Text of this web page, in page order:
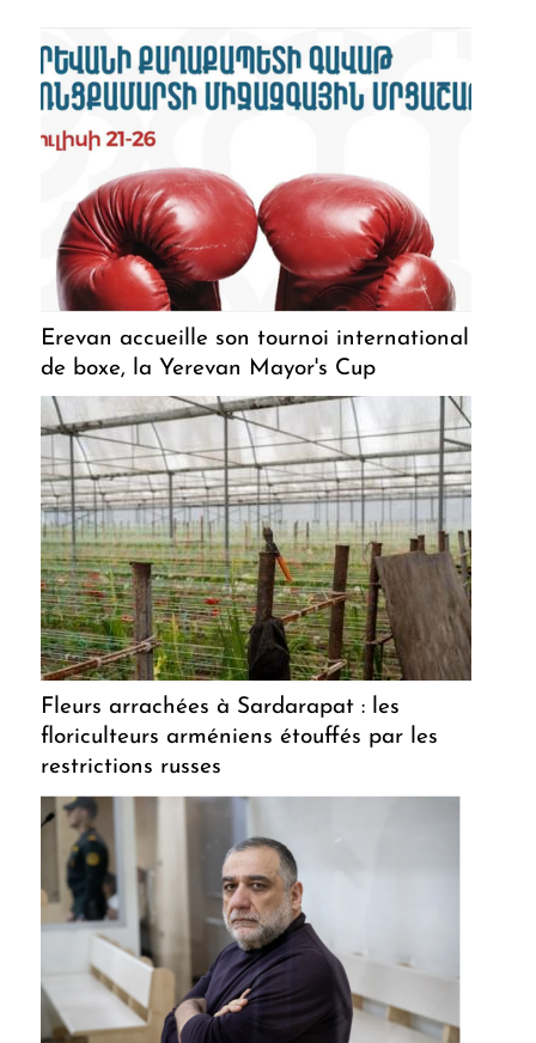
Erevan accueille son tournoi international
de boxe, la Yerevan Mayor's Cup
Fleurs arrachées à Sardarapat : les
floriculteurs arméniens étouffés par les
restrictions russes